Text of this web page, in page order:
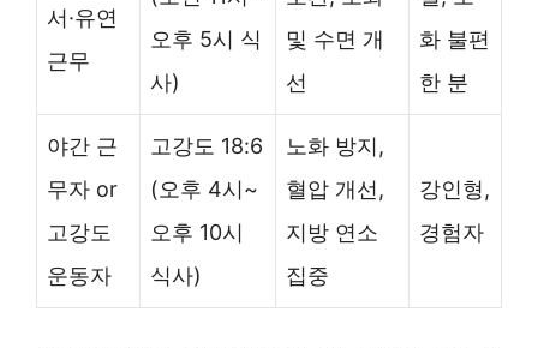
서·유연
근무
오후 5시 식
사)
및 수면 개
선
화 불편
한 분
야간 근
무자 or
고강도
운동자
고강도 18:6
(오후 4시~
오후 10시
식사)
노화 방지,
혈압 개선,
지방 연소
집중
강인형,
경험자